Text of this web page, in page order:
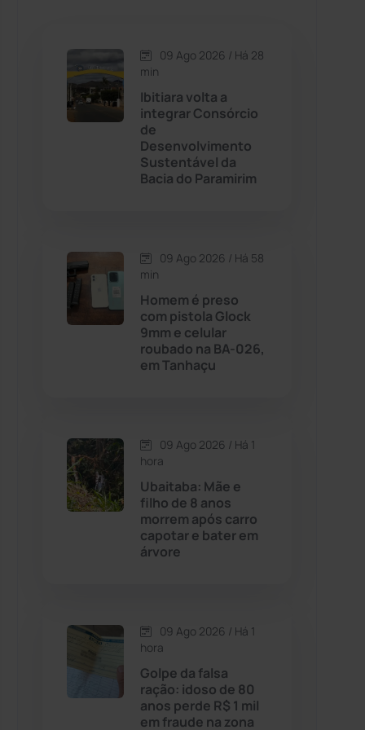
Caetité (1504)
Candiba
Cândido Sales
(103)
Caturama
Chapada Diamantina (430)
Cordeiros
Dom Basílio
(1236)
Érico Cardoso
Esportes
09 Ago 2026 / Há 28
min
Ibitiara volta a
integrar Consórcio
de
Desenvolvimento
Sustentável da
Bacia do Paramirim
09 Ago 2026 / Há 58
min
Homem é preso
com pistola Glock
9mm e celular
roubado na BA-026,
em Tanhaçu
09 Ago 2026 / Há 1
hora
Ubaitaba: Mãe e
filho de 8 anos
morrem após carro
capotar e bater em
árvore
09 Ago 2026 / Há 1
hora
Golpe da falsa
ração: idoso de 80
anos perde R$ 1 mil
em fraude na zona